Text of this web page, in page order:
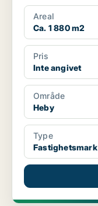
Areal
Ca. 1 880 m2
Pris
Inte angivet
Område
Heby
Type
Fastighetsmark